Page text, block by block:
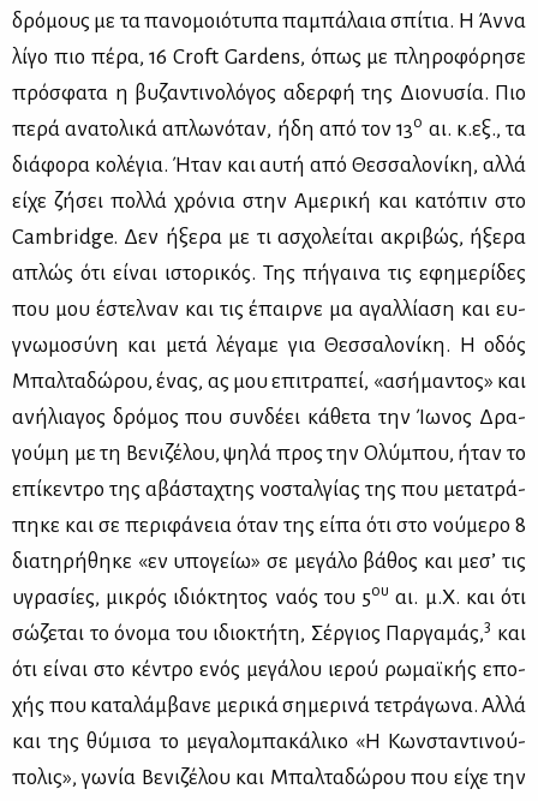
δρό­μους με τα πα­νο­μοιό­τυ­πα πα­μπά­λαια σπί­τια. H Άν­να
λί­γο πιο πέ­ρα, 16 Croft Gardens, όπως με πλη­ρο­φό­ρη­σε
πρό­σφα­τα η βυ­ζα­ντι­νο­λό­γος αδερ­φή της Διο­νυ­σία. Πιο
πε­ρά ανα­το­λι­κά απλω­νό­ταν, ήδη από τον 13ο αι. κ.εξ., τα
διά­φο­ρα κο­λέ­για. Ήταν και αυ­τή από Θεσ­σα­λο­νί­κη, αλ­λά
εί­χε ζή­σει πολ­λά χρό­νια στην Αμε­ρι­κή και κα­τό­πιν στο
Cambridge. Δεν ήξε­ρα με τι ασχο­λεί­ται ακρι­βώς, ήξε­ρα
απλώς ότι εί­ναι ιστο­ρι­κός. Της πή­γαι­να τις εφη­με­ρί­δες
που μου έστελ­ναν και τις έπαιρ­νε μα αγαλ­λί­α­ση και ευ­
γνω­μο­σύ­νη και με­τά λέ­γα­με για Θεσ­σα­λο­νί­κη. Η οδός
Μπαλ­τα­δώ­ρου, ένας, ας μου επι­τρα­πεί, «ασή­μα­ντος» και
ανή­λια­γος δρό­μος που συν­δέ­ει κά­θε­τα την Ίω­νος Δρα­
γού­μη με τη Βε­νι­ζέ­λου, ψη­λά προς την Ολύ­μπου, ήταν το
επί­κε­ντρο της αβά­στα­χτης νο­σταλ­γί­ας της που με­τα­τρά­
πη­κε και σε πε­ρι­φά­νεια όταν της εί­πα ότι στο νού­με­ρο 8
δια­τη­ρή­θη­κε «εν υπο­γείω» σε με­γά­λο βά­θος και με­σ’ τις
υγρα­σί­ες, μι­κρός ιδιό­κτη­τος να­ός του 5ου αι. μ.Χ. και ότι
σώ­ζε­ται το όνο­μα του ιδιο­κτή­τη, Σέρ­γιος Παρ­γα­μάς,3 και
ότι εί­ναι στο κέ­ντρο ενός με­γά­λου ιε­ρού ρω­μαϊ­κής επο­
χής που κα­τα­λάμ­βα­νε με­ρι­κά ση­με­ρι­νά τε­τρά­γω­να. Αλ­λά
και της θύ­μι­σα το με­γα­λο­μπα­κά­λι­κο «Η Κων­στα­ντι­νού­
πο­λις», γω­νία Βε­νι­ζέ­λου και Μπαλ­τα­δώ­ρου που εί­χε την